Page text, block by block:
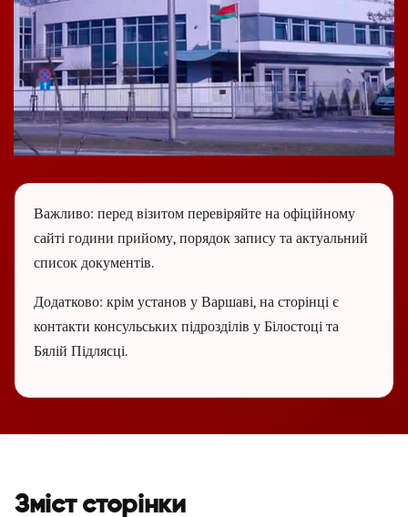
Важливо: перед візитом перевіряйте на офіційному
сайті години прийому, порядок запису та актуальний
список документів.
Додатково: крім установ у Варшаві, на сторінці є
контакти консульських підрозділів у Білостоці та
Бялій Підлясці.
Зміст сторінки